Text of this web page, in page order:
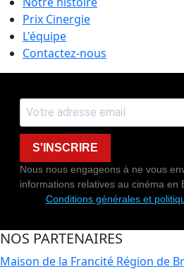
Prix Cinergie
L'équipe
Contactez-nous
S'INSCRIRE
Nous nous engageons à ne vous
informations relatives au cinéma en
Conditions générales et
NOS PARTENAIRES
Maison de la Francité Région de